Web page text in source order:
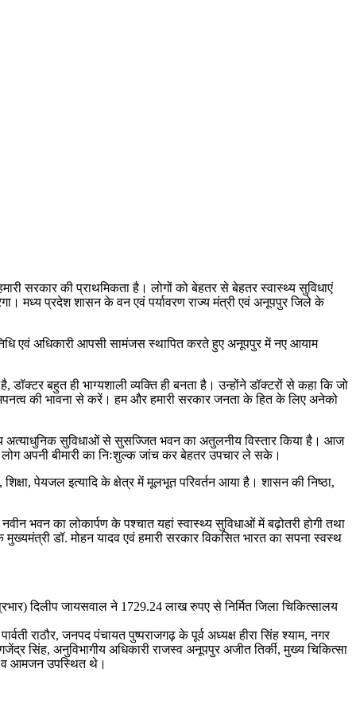
सरकार की प्राथमिकता है। लोगों को बेहतर से बेहतर स्वास्थ्य सुविधाएं
मध्य प्रदेश शासन के वन एवं पर्यावरण राज्य मंत्री एवं अनूपपुर जिले के
एवं अधिकारी आपसी सामंजस स्थापित करते हुए अनूपपुर में नए आयाम
बहुत ही भाग्यशाली‌ व्यक्ति ही बनता है। उन्होंने डॉक्टरों से कहा कि जो
की भावना से करें। हम और हमारी सरकार जनता के हित के लिए अनेको
अत्याधुनिक सुविधाओं से सुसज्जित भवन का अतुलनीय विस्तार किया है। आज
अपनी बीमारी का निःशुल्क जांच कर बेहतर उपचार ले सके।
पेयजल इत्यादि के क्षेत्र में मूलभूत परिवर्तन आया है। शासन की निष्ठा,
भवन का लोकार्पण के पश्चात यहां स्वास्थ्य सुविधाओं में बढ़ोतरी होगी तथा
डॉ. मोहन यादव एवं हमारी सरकार विकसित भारत का सपना स्वस्थ
दिलीप जायसवाल ने 1729.24 लाख रुपए से निर्मित जिला चिकित्सालय
राठौर, जनपद पंचायत पुष्पराजगढ़ के पूर्व अध्यक्ष हीरा सिंह श्याम, नगर
सिंह, अनुविभागीय अधिकारी राजस्व अनूपपुर अजीत तिर्की, मुख्य चिकित्सा
व आमजन उपस्थित थे।